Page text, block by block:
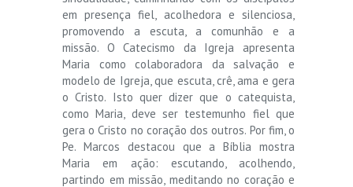
em presença fiel, acolhedora e silenciosa,
promovendo a escuta, a comunhão e a
missão. O Catecismo da Igreja apresenta
Maria como colaboradora da salvação e
modelo de Igreja, que escuta, crê, ama e gera
o Cristo. Isto quer dizer que o catequista,
como Maria, deve ser testemunho fiel que
gera o Cristo no coração dos outros. Por fim, o
Pe. Marcos destacou que a Bíblia mostra
Maria em ação: escutando, acolhendo,
partindo em missão, meditando no coração e